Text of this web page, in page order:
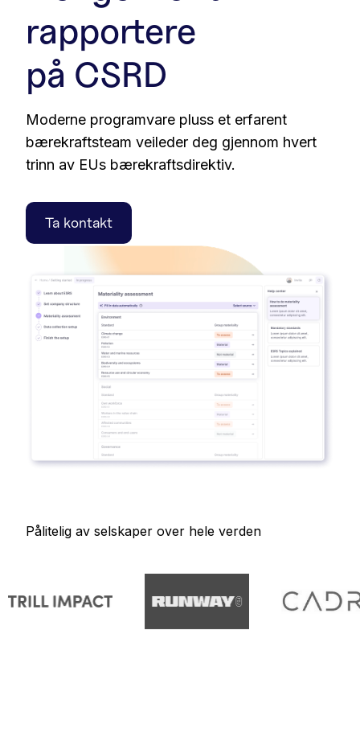
rapportere
på CSRD
Moderne programvare pluss et erfarent
bærekraftsteam veileder deg gjennom hvert
trinn av EUs bærekraftsdirektiv.
Ta kontakt
Pålitelig av selskaper over hele verden